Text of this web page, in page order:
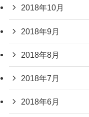
2018年10月
2018年9月
2018年8月
2018年7月
2018年6月